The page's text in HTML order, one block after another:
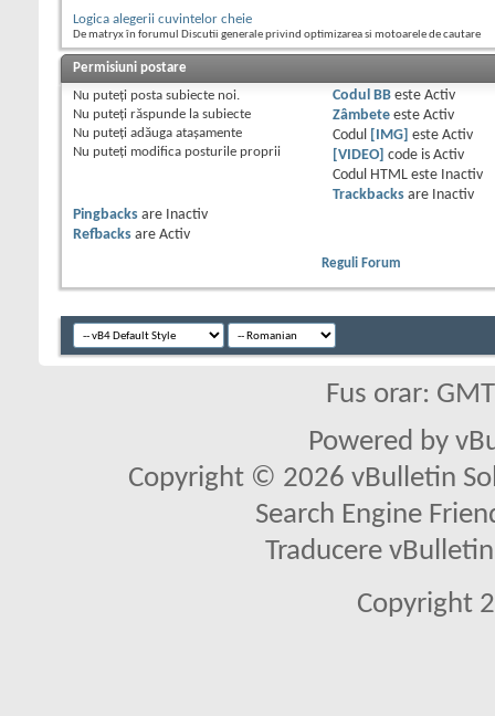
Logica alegerii cuvintelor cheie
De matryx în forumul Discutii generale privind optimizarea si motoarele de cautare
Permisiuni postare
Nu puteţi posta subiecte noi.
Nu puteţi răspunde la subiecte
Nu puteţi adăuga ataşamente
Nu puteţi modifica posturile proprii
Codul BBeste Activ
Zâmbeteeste Activ
Codul
[IMG] este Activ
[VIDEO] code is Activ
Codul HTML este
Inactiv
Trackbacksare
Inactiv
Pingbacks are
Inactiv
Refbacks are Activ
Reguli Forum
Fus orar:
Powered by
Copyright © 2026 vBulletin
Search Engine
Traducere
Copyright